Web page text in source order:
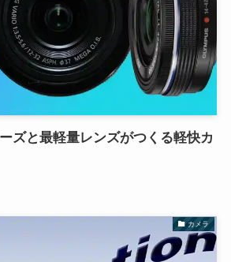
ズと最軽量レンズがつくる軽快カ
カメラ